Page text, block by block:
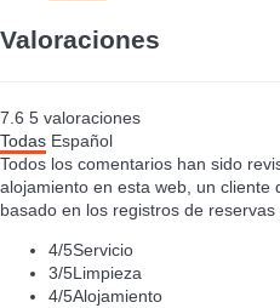
Valoraciones
7.6 5 valoraciones
Todas Español
Todos los comentarios han sido
alojamiento en esta web, un cliente
basado en los registros de
4/5Servicio
3/5Limpieza
4/5Alojamiento